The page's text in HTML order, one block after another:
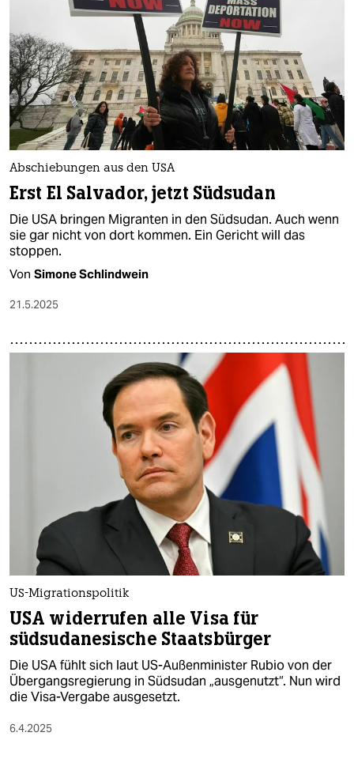
Abschiebungen aus den USA
Erst El Salvador, jetzt Südsudan
Die USA bringen Migranten in den Südsudan. Auch wenn
sie gar nicht von dort kommen. Ein Gericht will das
stoppen.
Von Simone Schlindwein
21.5.2025
US-Migrationspolitik
USA widerrufen alle Visa für
südsudanesische Staatsbürger
Die USA fühlt sich laut US-Außenminister Rubio von der
Übergangsregierung in Südsudan „ausgenutzt“. Nun wird
die Visa-Vergabe ausgesetzt.
6.4.2025